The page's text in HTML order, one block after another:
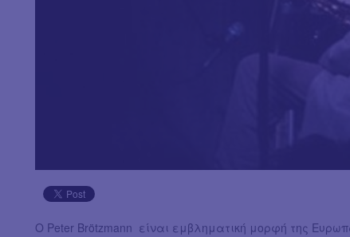
Ο Peter Brötzmann είναι εμβληματική μορφή της